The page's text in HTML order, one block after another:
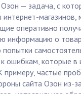
— задача, с
магазинов,
оперативно
информацию о
ошибкам, которые в
примеру, частые
сайта Озон из-